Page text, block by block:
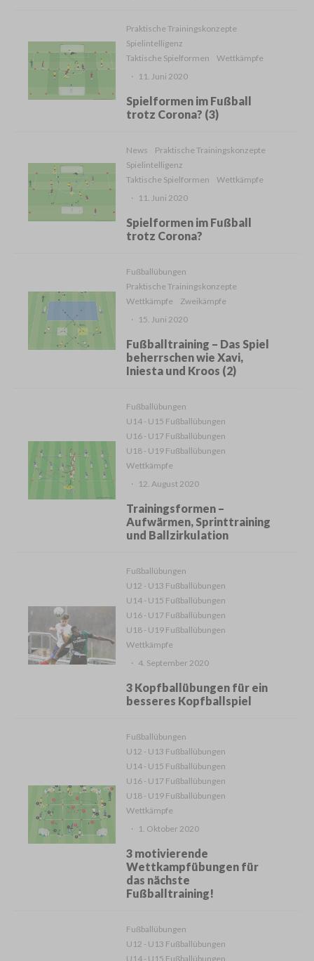
Praktische Trainingskonzepte
Spielintelligenz
Taktische Spielformen
Wettkämpfe
·
11. Juni 2020
Spielformen im Fußball
trotz Corona? (3)
News
Praktische Trainingskonzepte
Spielintelligenz
Taktische Spielformen
Wettkämpfe
·
11. Juni 2020
Spielformen im Fußball
trotz Corona?
Fußballübungen
Praktische Trainingskonzepte
Wettkämpfe
Zweikämpfe
·
15. Juni 2020
Fußballtraining – Das Spiel
beherrschen wie Xavi,
Iniesta und Kroos (2)
Fußballübungen
U14 - U15 Fußballübungen
U16 - U17 Fußballübungen
U18 - U19 Fußballübungen
Wettkämpfe
·
12. August 2020
Trainingsformen –
Aufwärmen, Sprinttraining
und Ballzirkulation
Fußballübungen
U12 - U13 Fußballübungen
U14 - U15 Fußballübungen
U16 - U17 Fußballübungen
U18 - U19 Fußballübungen
Wettkämpfe
· 4. September 2020
3 Kopfballübungen für ein
besseres Kopfballspiel
Fußballübungen
U12 - U13 Fußballübungen
U14 - U15 Fußballübungen
U16 - U17 Fußballübungen
U18 - U19 Fußballübungen
Wettkämpfe
·
1. Oktober 2020
3 motivierende
Wettkampfübungen für
das nächste
Fußballtraining!
Fußballübungen
U12 - U13 Fußballübungen
U14 - U15 Fußballübungen